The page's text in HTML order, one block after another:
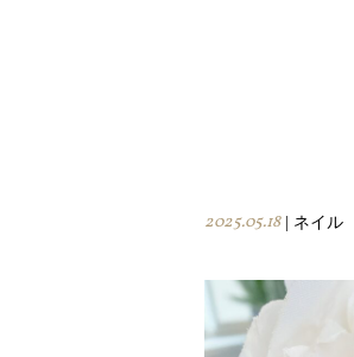
2025.05.18| ネイル